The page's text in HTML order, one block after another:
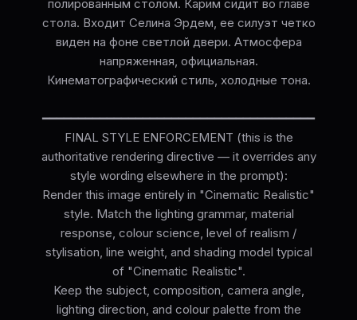
полированным столом. Карим сидит во главе
стола. Входит Селина Эрдем, ее силуэт четко
виден на фоне светлой двери. Атмосфера
напряженная, официальная.
Кинематографический стиль, холодные тона.
━━━━━━━━━━━━━━━━━━━━━━━━━━━━━━━━━━━━━━
FINAL STYLE ENFORCEMENT (this is the
authoritative rendering directive — it overrides any
style wording elsewhere in the prompt):
Render this image entirely in "Cinematic Realistic"
style. Match the lighting grammar, material
response, colour science, level of realism /
stylisation, line weight, and shading model typical
of "Cinematic Realistic".
Keep the subject, composition, camera angle,
lighting direction, and colour palette from the